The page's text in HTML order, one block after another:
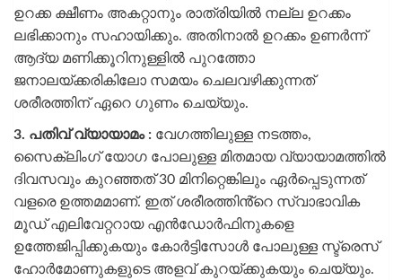
ഉറക്ക ക്ഷീണം അകറ്റാനും രാത്രിയിൽ നല്ല ഉറക്കം
ലഭിക്കാനും സഹായിക്കും. അതിനാൽ ഉറക്കം ഉണർന്ന്
ആദ്യ മണിക്കൂറിനുള്ളിൽ പുറത്തോ
ജനാലയ്ക്കരികിലോ സമയം ചെലവഴിക്കുന്നത്
ശരീരത്തിന് ഏറെ ഗുണം ചെയ്യും.
3. പതിവ് വ്യായാമം : വേഗത്തിലുള്ള നടത്തം,
സൈക്ലിംഗ് യോഗ പോലുള്ള മിതമായ വ്യായാമത്തിൽ
ദിവസവും കുറഞ്ഞത് 30 മിനിറ്റെങ്കിലും ഏർപ്പെടുന്നത്
വളരെ ഉത്തമമാണ്. ഇത് ശരീരത്തിൻ്റെ സ്വാഭാവിക
മൂഡ് എലിവേറ്ററായ എൻഡോർഫിനുകളെ
ഉത്തേജിപ്പിക്കുകയും കോർട്ടിസോൾ പോലുള്ള സ്ട്രെസ്
ഹോർമോണുകളുടെ അളവ് കുറയ്ക്കുകയും ചെയ്യും.